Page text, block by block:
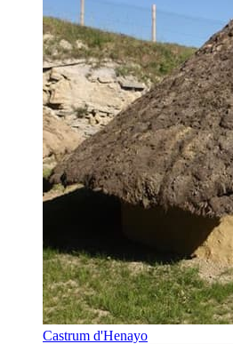
Castrum d'Henayo